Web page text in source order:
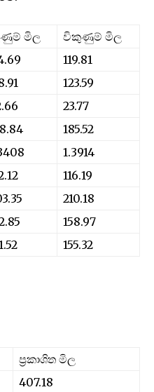
මිල
විකුණුම් මිල
119.81
123.59
23.77
185.52
1.3914
116.19
210.18
158.97
155.32
ප්‍රකාශිත මිල
407.18